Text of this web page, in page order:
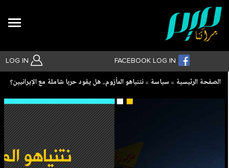
LOG IN FACEBOOK LOG IN
بحث متقدم
Breadcrumb
الصفحة الرئيسية سياسة نتنياهو المأزوم.. هل يقود حربا شاملة مع الإيرانيين؟